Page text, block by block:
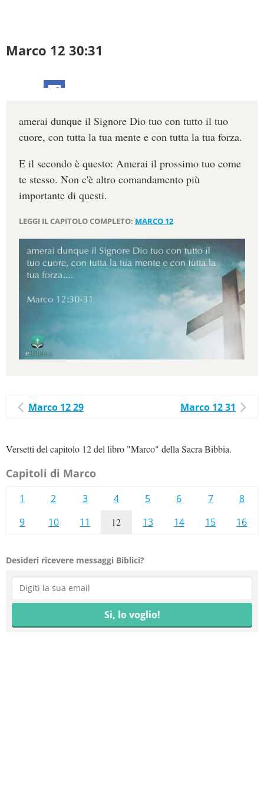
Marco 12 30:31
amerai dunque il Signore Dio tuo con tutto il tuo
cuore, con tutta la tua mente e con tutta la tua forza.
E il secondo è questo: Amerai il prossimo tuo come
te stesso. Non c'è altro comandamento più
importante di questi.
LEGGI IL CAPITOLO COMPLETO: MARCO 12
Marco 12 29 Marco 12 31
Versetti del capitolo 12 del libro "Marco" della Sacra Bibbia.
Capitoli di Marco
1 2 3 4 5 6 7
8
9
10 11 12 13 14 15 16
Desideri ricevere messaggi Biblici?